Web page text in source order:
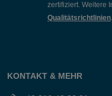
zertifiziert. Weitere
Qualitätsrichtlinien.
KONTAKT & MEHR